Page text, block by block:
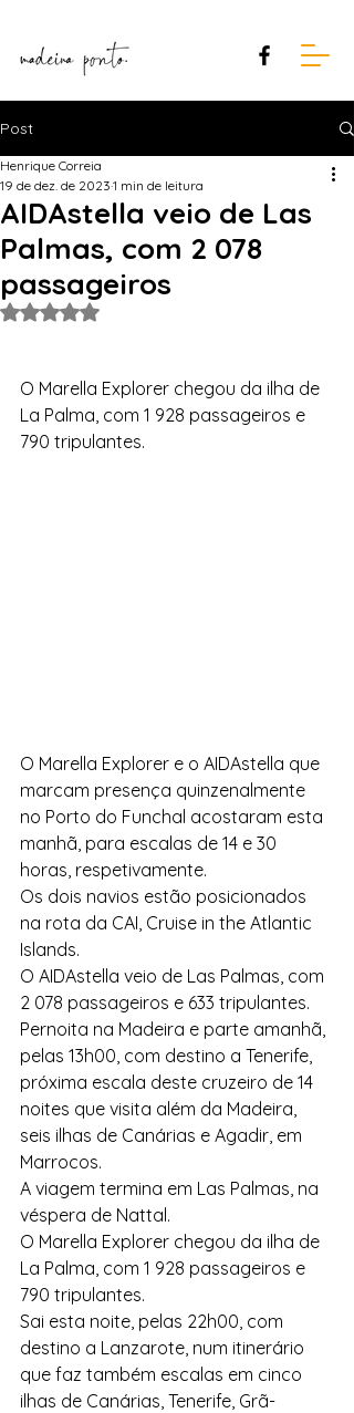
Post
AIDAstella veio de Las
Palmas, com 2 078
passageiros
Henrique Correia
19 de dez. de 2023 1 min de leitura
Avaliado com NaN de 5 estrelas.
O Marella Explorer chegou da ilha de
La Palma, com 1 928 passageiros e
790 tripulantes.
O Marella Explorer e o AIDAstella que
marcam presença quinzenalmente
no Porto do Funchal acostaram esta
manhã, para escalas de 14 e 30
horas, respetivamente.
Os dois navios estão posicionados
na rota da CAI, Cruise in the Atlantic
Islands.
O AIDAstella veio de Las Palmas, com
2 078 passageiros e 633 tripulantes.
Pernoita na Madeira e parte amanhã,
pelas 13h00, com destino a Tenerife,
próxima escala deste cruzeiro de 14
noites que visita além da Madeira,
seis ilhas de Canárias e Agadir, em
Marrocos.
A viagem termina em Las Palmas, na
véspera de Nattal.
O Marella Explorer chegou da ilha de
La Palma, com 1 928 passageiros e
790 tripulantes.
Sai esta noite, pelas 22h00, com
destino a Lanzarote, num itinerário
que faz também escalas em cinco
ilhas de Canárias, Tenerife, Grã-